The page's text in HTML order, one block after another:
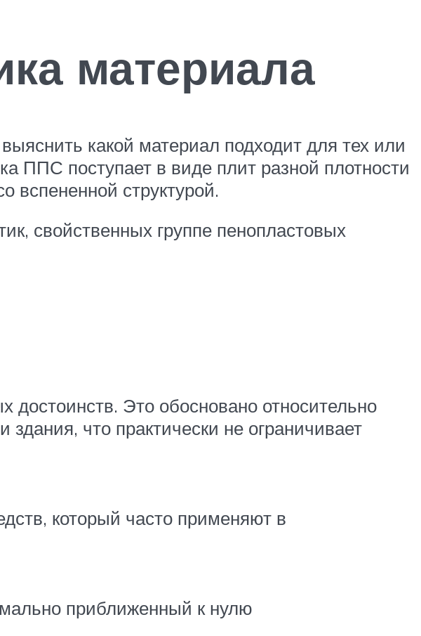
материала
какой материал подходит для тех или
ППС поступает в виде плит разной плотности
вспененной структурой.
свойственных группе пенопластовых
достоинств. Это обосновано относительно
что практически не ограничивает
который часто применяют в
приближенный к нулю